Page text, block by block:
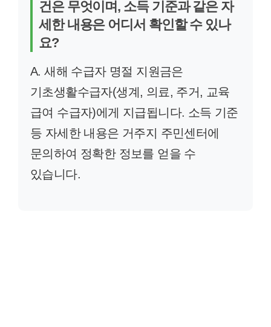
건은 무엇이며, 소득 기준과 같은 자
세한 내용은 어디서 확인할 수 있나
요?
A. 새해 수급자 명절 지원금은
기초생활수급자(생계, 의료, 주거, 교육
급여 수급자)에게 지급됩니다. 소득 기준
등 자세한 내용은 거주지 주민센터에
문의하여 정확한 정보를 얻을 수
있습니다.